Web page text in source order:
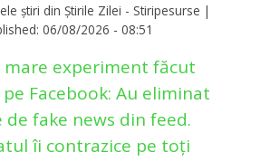
știri din Știrile Zilei - Stiripesurse |
06/08/2026 - 08:51
mare experiment făcut
Facebook: Au eliminat
de fake news din feed.
îi contrazice pe toți